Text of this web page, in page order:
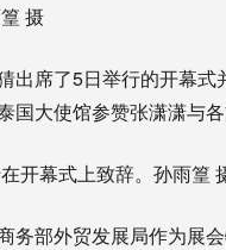
摄
席了5日举行的开幕式
国大使馆参赞张潇潇与
开幕式上致辞。孙雨篁
部外贸发展局作为展会